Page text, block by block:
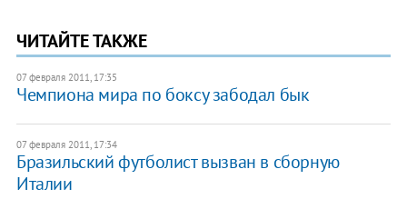
ЧИТАЙТЕ ТАКЖЕ
07 февраля 2011, 17:35
Чемпиона мира по боксу забодал бык
07 февраля 2011, 17:34
Бразильский футболист вызван в сборную
Италии